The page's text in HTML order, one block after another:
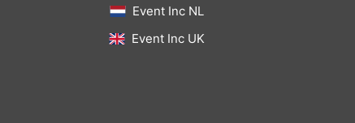
Event Inc NL
Event Inc UK